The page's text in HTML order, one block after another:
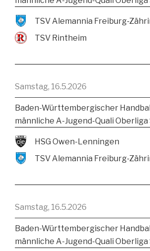
TSV Rintheim
Samstag, 16.5.2026
Baden-Württembergischer
männliche A-Jugend-Quali Oberliga
HSG Owen-Lenningen
Samstag, 16.5.2026
Baden-Württembergischer
männliche A-Jugend-Quali Oberliga